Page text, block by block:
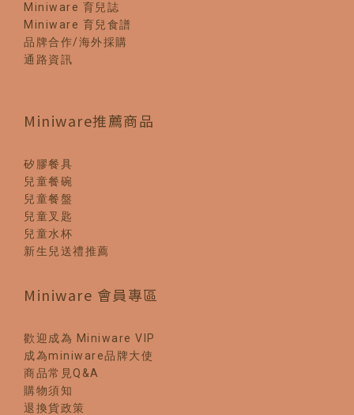
Miniware 育兒誌
Miniware 育兒食譜
品牌合作/海外採購
通路資訊
Miniware推薦商品
矽膠餐具
兒童餐碗
兒童餐盤
兒童叉匙
兒童水杯
新生兒送禮推薦
Miniware 會員專區
歡迎成為 Miniware VIP
成為miniware品牌大使
商品常見Q&A
購物須知
退換貨政策